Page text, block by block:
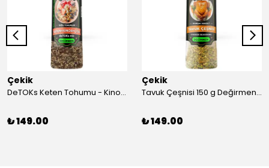
Çekik
DeTOKs Keten Tohumu - Kinoa - Çiya Değirmen 220 g Yağ yakmaya ve Sindirim Sistemini Düzenlemeye Yardımcı Kendin Öğüt Taze
₺ 149.00
Çekik
Tavuk Çeşnisi 150 g Değirmen Karışık Sebzeli Kendin Öğüt
₺ 149.00